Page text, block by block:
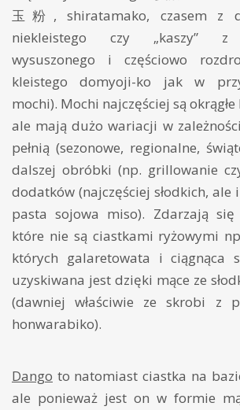
玉粉, shiratamako, czasem z
niekleistego czy „kaszy” z
wysuszonego i częściowo
kleistego domyoji-ko jak w
mochi). Mochi najczęściej są
ale mają dużo wariacji w
pełnią (sezonowe, regionalne,
dalszej obróbki (np. grillowanie
dodatków (najczęściej słodkich,
pasta sojowa miso). Zdarzają się
które nie są ciastkami ryżowymi
których galaretowata i ciągnąca
uzyskiwana jest dzięki mące ze
(dawniej właściwie ze skrobi z
honwarabiko).
Dango to natomiast ciastka na
ale ponieważ jest on w formie